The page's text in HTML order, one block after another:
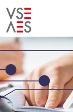
Salta
al
contenuto
principale